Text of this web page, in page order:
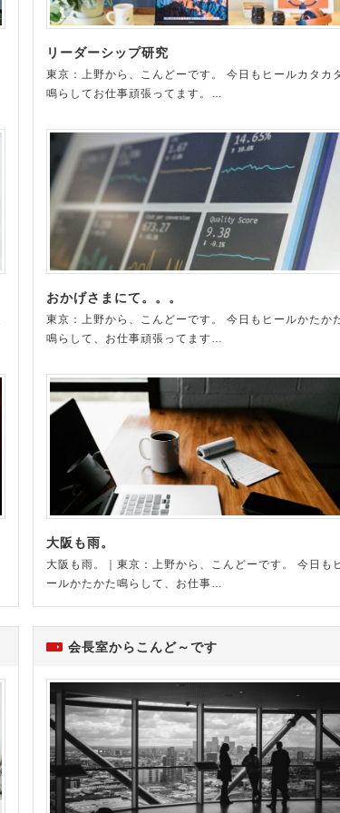
リーダーシップ研究
東京：上野から、こんどーです。 今日もヒールカタカ
鳴らしてお仕事頑張ってます。…
おかげさまにて。。。
東京：上野から、こんどーです。 今日もヒールかたか
鳴らして、お仕事頑張ってます…
大阪も雨。
大阪も雨。｜東京：上野から、こんどーです。 今日も
ールかたかた鳴らして、お仕事…
会長室からこんど～です